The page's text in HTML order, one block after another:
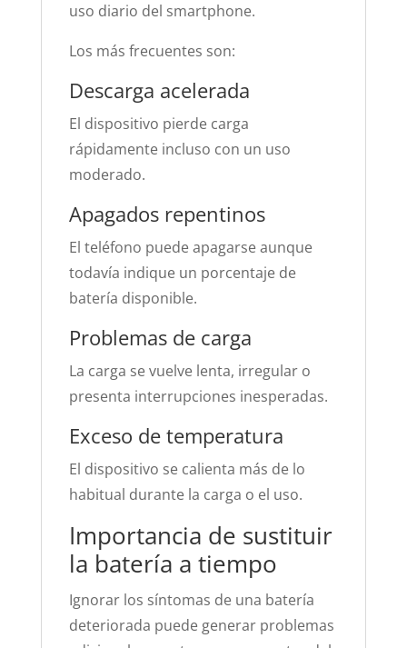
uso diario del smartphone.
Los más frecuentes son:
Descarga acelerada
El dispositivo pierde carga
rápidamente incluso con un uso
moderado.
Apagados repentinos
El teléfono puede apagarse aunque
todavía indique un porcentaje de
batería disponible.
Problemas de carga
La carga se vuelve lenta, irregular o
presenta interrupciones inesperadas.
Exceso de temperatura
El dispositivo se calienta más de lo
habitual durante la carga o el uso.
Importancia de sustituir
la batería a tiempo
Ignorar los síntomas de una batería
deteriorada puede generar problemas